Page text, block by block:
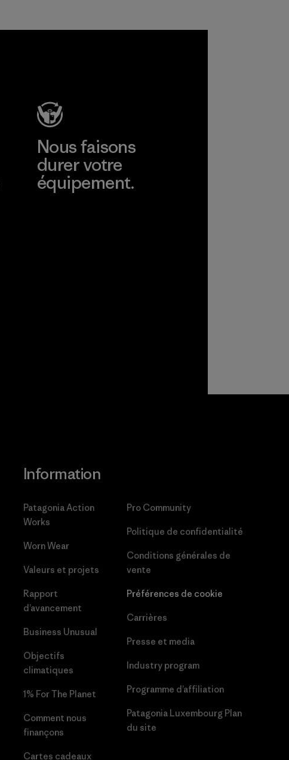
Nous faisons
durer votre
équipement.
Information
Patagonia Action
Works
Worn Wear
Valeurs et projets
Rapport
d’avancement
Business Unusual
Objectifs
climatiques
1% For The Planet
Comment nous
finançons
Cartes cadeaux
Pro Community
Politique de confidentialité
Conditions générales de
vente
Préférences de cookie
Carrières
Presse et media
Industry program
Programme d’affiliation
Patagonia Luxembourg Plan
du site